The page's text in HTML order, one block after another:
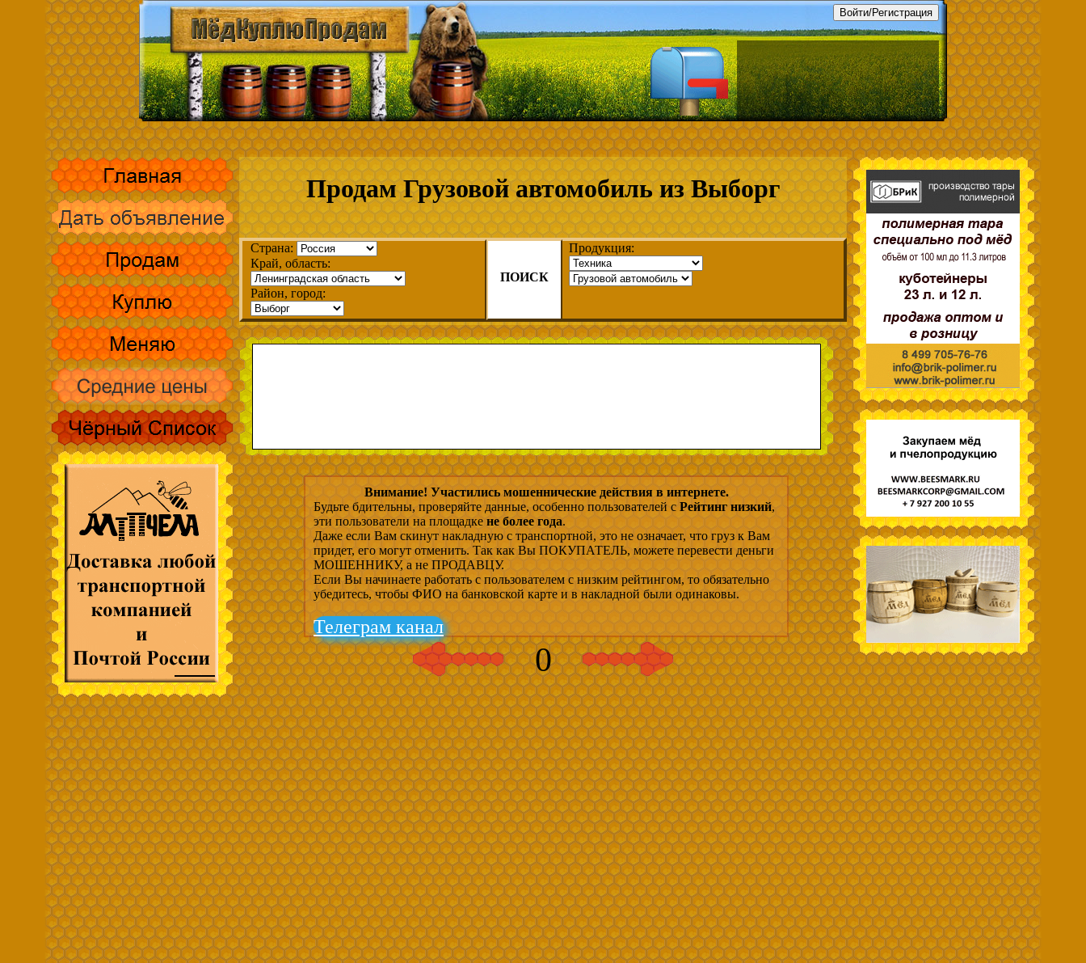
Продам Грузовой автомобиль из Выборг
Страна:
Край, область:
Район, город:
Продукция:
ПОИСК
Внимание! Участились мошеннические действия в интернете.
Будьте бдительны, проверяйте данные, особенно пользователей с Рейтинг низкий,
эти пользователи на площадке не более года.
Даже если Вам скинут накладную с транспортной, это не означает, что груз к Вам
придет, его могут отменить. Так как Вы ПОКУПАТЕЛЬ, можете перевести деньги
МОШЕННИКУ, а не ПРОДАВЦУ.
Если Вы начинаете работать с пользователем с низким рейтингом, то обязательно
убедитесь, чтобы ФИО на банковской карте и в накладной были одинаковы.
Телеграм канал
0